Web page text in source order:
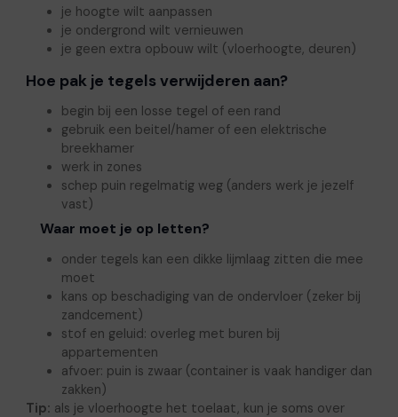
je hoogte wilt aanpassen
je ondergrond wilt vernieuwen
je geen extra opbouw wilt (vloerhoogte, deuren)
Hoe pak je tegels verwijderen aan?
begin bij een losse tegel of een rand
gebruik een beitel/hamer of een elektrische
breekhamer
werk in zones
schep puin regelmatig weg (anders werk je jezelf
vast)
Waar moet je op letten?
onder tegels kan een dikke lijmlaag zitten die mee
moet
kans op beschadiging van de ondervloer (zeker bij
zandcement)
stof en geluid: overleg met buren bij
appartementen
afvoer: puin is zwaar (container is vaak handiger dan
zakken)
Tip: als je vloerhoogte het toelaat, kun je soms over